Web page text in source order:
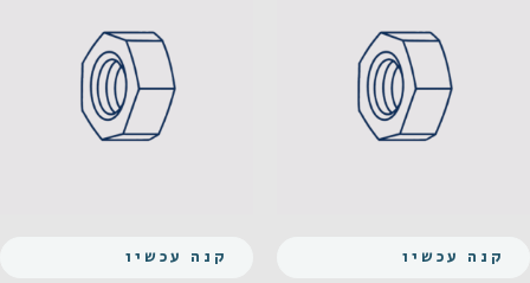
קנה עכשיו קנה עכשיו